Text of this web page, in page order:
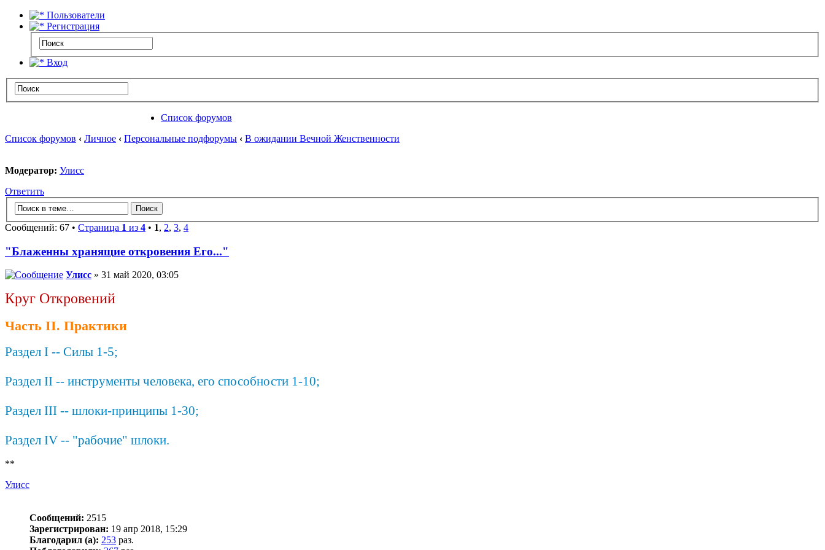
Пользователи
Регистрация
Вход
Список форумов
Список форумов ‹ Личное ‹ Персональные подфорумы ‹ В ожидании Вечной Женственности
Модератор: Улисс
Ответить
Сообщений: 67 • Страница 1 из 4 • 1, 2, 3, 4
"Блаженны хранящие откровения Его..."
Улисс » 31 май 2020, 03:05
Круг Откровений
Часть II. Практики
Раздел I -- Силы 1-5;
Раздел II -- инструменты человека, его способности 1-10;
Раздел III -- шлоки-принципы 1-30;
Раздел IV -- "рабочие" шлоки.
**
Улисс
Сообщений: 2515
Зарегистрирован: 19 апр 2018, 15:29
Благодарил (а): 253 раз.